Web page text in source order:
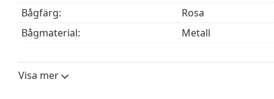
Bågfärg:
Rosa
Bågmaterial:
Metall
Bredd:
Visa mer